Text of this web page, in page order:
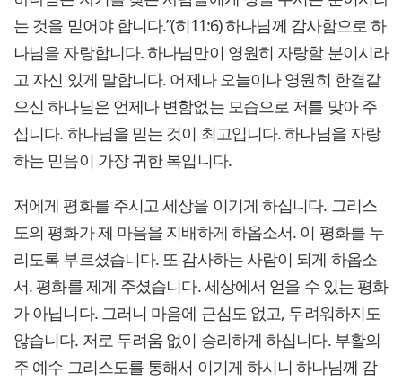
는 것을 믿어야 합니다.”(히11:6) 하나님께 감사함으로 하
나님을 자랑합니다. 하나님만이 영원히 자랑할 분이시라
고 자신 있게 말합니다. 어제나 오늘이나 영원히 한결같
으신 하나님은 언제나 변함없는 모습으로 저를 맞아 주
십니다. 하나님을 믿는 것이 최고입니다. 하나님을 자랑
하는 믿음이 가장 귀한 복입니다.
저에게 평화를 주시고 세상을 이기게 하십니다. 그리스
도의 평화가 제 마음을 지배하게 하옵소서. 이 평화를 누
리도록 부르셨습니다. 또 감사하는 사람이 되게 하옵소
서. 평화를 제게 주셨습니다. 세상에서 얻을 수 있는 평화
가 아닙니다. 그러니 마음에 근심도 없고, 두려워하지도
않습니다. 저로 두려움 없이 승리하게 하십니다. 부활의
주 예수 그리스도를 통해서 이기게 하시니 하나님께 감